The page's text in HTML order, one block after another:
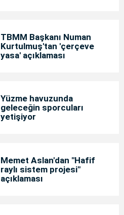
TBMM Başkanı Numan
Kurtulmuş'tan 'çerçeve
yasa' açıklaması
Yüzme havuzunda
geleceğin sporcuları
yetişiyor
Memet Aslan'dan "Hafif
raylı sistem projesi"
açıklaması